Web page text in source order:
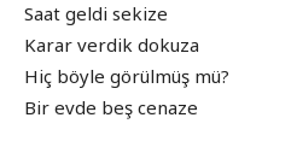
Saat geldi sekize
Karar verdik dokuza
Hiç böyle görülmüş mü?
Bir evde beş cenaze